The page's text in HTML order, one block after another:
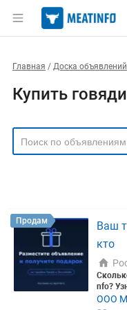
Главная Доска объявлений
Купить
ТИП СДЕЛКИ Все
РУБРИКА
Продам
Ваш
кто
nfo?
ясо,
ООО